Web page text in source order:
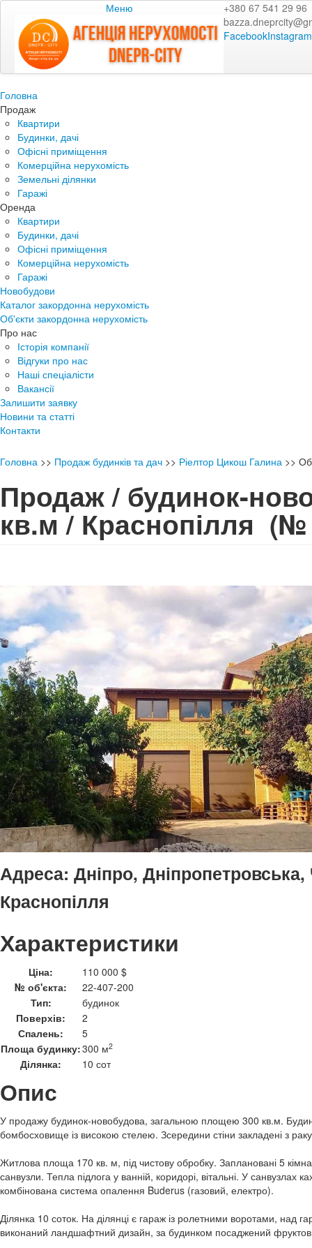
Меню
+380 67 541 29 96
FacebookInstagram
Головна
Продаж
Квартири
Будинки, дачі
Офісні приміщення
Комерційна нерухомість
Земельні ділянки
Гаражі
Оренда
Квартири
Будинки, дачі
Офісні приміщення
Комерційна нерухомість
Гаражі
Новобудови
Каталог закордонна нерухомість
Об'єкти закордонна нерухомість
Про нас
Історія компанії
Відгуки про нас
Наші спеціалісти
Вакансії
Залишити заявку
Новини та статті
Контакти
Головна >> Продаж будинків та дач >> Ріелтор Цикош Галина >>
Продаж / будинок-
кв.м / Краснопілля (№
Адреса: Дніпро,
Краснопілля
Характеристики
Ціна:
110 000 $
№ об'єкта:
22-407-200
Тип:
будинок
Поверхів:
2
Спалень:
5
Площа будинку:300 м2
Ділянка: 10 сот
Опис
У продажу будинок-новобудова, загальною площею 300 кв.м.
бомбосховище із високою стелею. Зсередини стіни закладені з
Житлова площа 170 кв. м, під чистову обробку. Заплановані 5
санвузли. Тепла підлога у ванній, коридорі, вітальні. У санвузлах
комбінована система опалення Buderus (газовий, електро).
Ділянка 10 соток. На ділянці є гараж із ролетними воротами, над
виконаний ландшафтний дизайн, за будинком посаджений